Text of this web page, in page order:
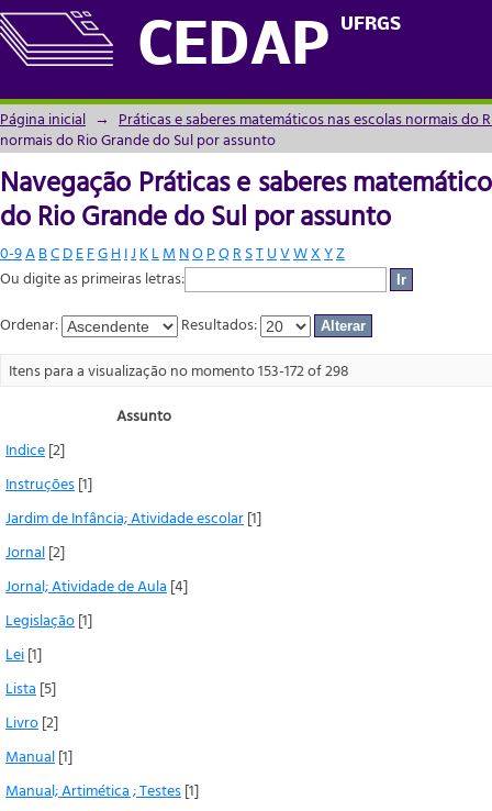
CEDAP UFRGS
Navegação Práticas e saberes
assunto
Página inicial → Práticas e saberes matemáticos nas escolas normais do
normais do Rio Grande do Sul por assunto
Navegação Práticas e saberes
do Rio Grande do Sul por assunto
0-9ABCDEFGH IJ KLM NOPQRSTUVWXYZ
Ou digite as primeiras letras:
Ordenar:
Resultados:
Itens para a visualização no momento 153-172 of 298
Assunto
Indice[2]
Instruções[1]
Jardim de Infância; Atividade escolar[1]
Jornal[2]
Jornal; Atividade de Aula [4]
Legislação[1]
Lei[1]
Lista [5]
Livro[2]
Manual[1]
Manual; Artimética ; Testes[1]